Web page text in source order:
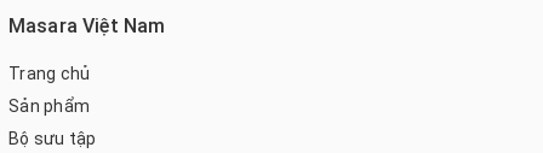
Masara Việt Nam
Trang chủ
Sản phẩm
Bộ sưu tập